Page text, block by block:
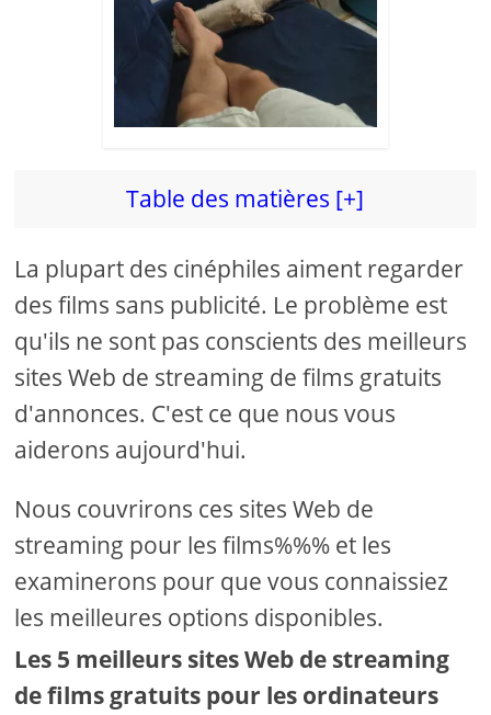
Table des matières [+]
La plupart des cinéphiles aiment regarder
des films sans publicité. Le problème est
qu'ils ne sont pas conscients des meilleurs
sites Web de streaming de films gratuits
d'annonces. C'est ce que nous vous
aiderons aujourd'hui.
Nous couvrirons ces sites Web de
streaming pour les films%%% et les
examinerons pour que vous connaissiez
les meilleures options disponibles.
Les 5 meilleurs sites Web de streaming
de films gratuits pour les ordinateurs